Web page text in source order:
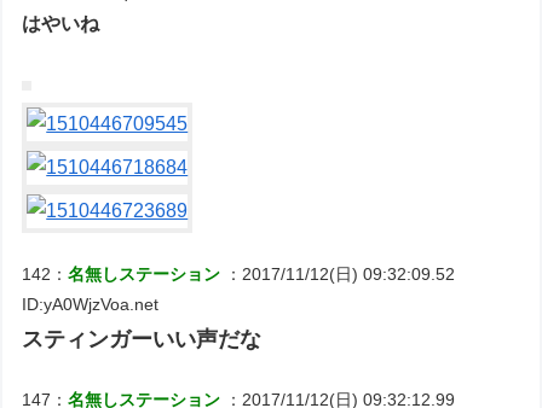
はやいね
142：名無しステーション
：2017/11/12(日) 09:32:09.52
ID:yA0WjzVoa.net
スティンガーいい声だな
147：名無しステーション
：2017/11/12(日) 09:32:12.99